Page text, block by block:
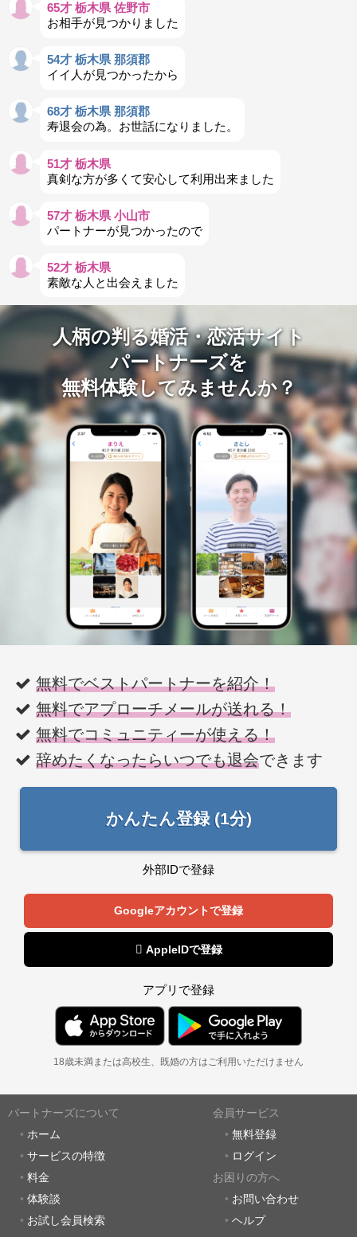
65才 栃木県 佐野市
お相手が見つかりました
54才 栃木県 那須郡
イイ人が見つかったから
68才 栃木県 那須郡
寿退会の為。お世話になりました。
51才 栃木県
真剣な方が多くて安心して利用出来ました
57才 栃木県 小山市
パートナーが見つかったので
52才 栃木県
素敵な人と出会えました
人柄の判る婚活・恋活サイト
パートナーズを
無料体験してみませんか？
無料でベストパートナーを紹介！
無料でアプローチメールが送れる！
無料でコミュニティーが使える！
辞めたくなったらいつでも退会できます
かんたん登録 (1分)
外部IDで登録
Googleアカウントで登録
 AppleIDで登録
アプリで登録
18歳未満または高校生、既婚の方はご利用いただけません
パートナーズについて
ホーム
サービスの特徴
料金
体験談
お試し会員検索
会員サービス
無料登録
ログイン
お困りの方へ
お問い合わせ
ヘルプ